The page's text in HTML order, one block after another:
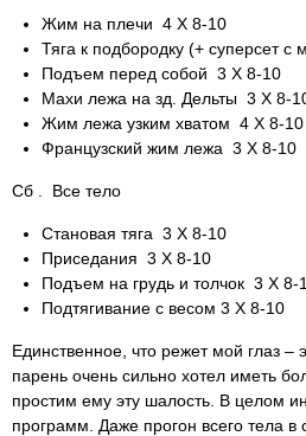
Жим на плечи 4 Х 8-10
Тяга к подбородку (+ суперсет
Подъем перед собой 3 Х 8-10
Махи лежа на зд. Дельты 3 Х 8-
Жим лежа узким хватом 4 Х 8-10
Французский жим лежа 3 Х 8-10
Сб . Все тело
Становая тяга 3 Х 8-10
Приседания 3 Х 8-10
Подъем на грудь и толчок 3 Х 8-
Подтягивание с весом 3 Х 8-10
Единственное, что режет мой глаз
парень очень сильно хотел иметь
простим ему эту шалость. В целом
программ. Даже прогон всего тела в